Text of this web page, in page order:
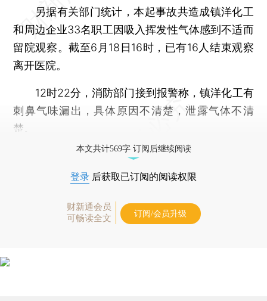
另据有关部门统计，本起事故共造成镇洋化工
和周边企业33名职工因吸入挥发性气体感到不适而
留院观察。截至6月18日16时，已有16人结束观察
离开医院。
12时22分，消防部门接到报警称，镇洋化工有
刺鼻气味漏出，具体原因不清楚，泄露气体不清
楚。
本文共计569字 订阅后继续阅读
登录 后获取已订阅的阅读权限
财新通会员
可畅读全文
订阅/会员升级